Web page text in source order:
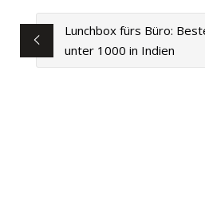
Lunchbox fürs Büro:
unter 1000 in Indien